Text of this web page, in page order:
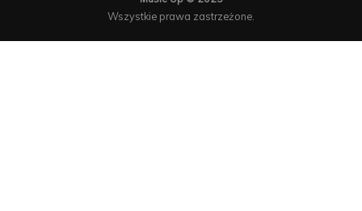
Wszystkie prawa zastrzeżone.